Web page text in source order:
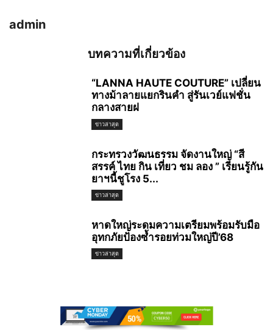
admin
บทความที่เกี่ยวข้อง
“LANNA HAUTE COUTURE” เปลี่ยน
ทางม้าลายแยกรินคำ สู่รันเวย์แฟชั่น
กลางสายฝ
ข่าวล่าสุด
กระทรวงวัฒนธรรม จัดงานใหญ่ “สี
สรรค์ ไทย กิน เที่ยว ชม ลอง ” เรียนรู้กัน
ยาฯนี้ชูโรง 5...
ข่าวล่าสุด
หาดใหญ่ระดมความเตรียมพร้อมรับมือ
อุทกภัยป้องซ้ำรอยท่วมใหญ่ปี’68
ข่าวล่าสุด